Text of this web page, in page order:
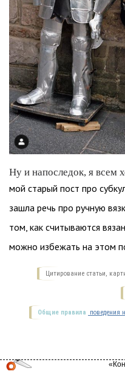
Ну и напоследок, я всем
мой старый пост про
зашла речь про ручную
том, как считываются
можно избежать на этом
Цитирование статьи,
Общие правила поведения